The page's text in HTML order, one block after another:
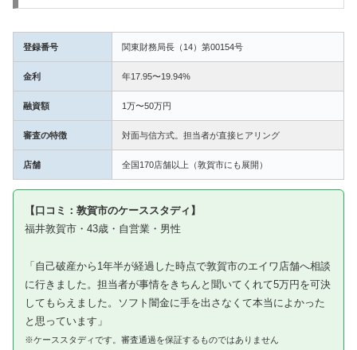
登録番号 関東財務局長（14）第00154号
金利 年17.95〜19.94%
融資額 1万〜50万円
審査の特徴 対面与信方式。担当者が直接ヒアリング
店舗 全国170店舗以上（敦賀市にも展開）
【口コミ：敦賀市のケーススタディ】
福井敦賀市・43歳・自営業・男性
「自己破産から1年半が経過した時点で敦賀市のエイワ店舗へ相談
に行きました。担当者が事情をきちんと聞いてくれて5万円を可決
してもらえました。ソフト闇金に手を出さなくて本当によかった
と思っています」
※ケーススタディです。審査通過を保証するものではありません